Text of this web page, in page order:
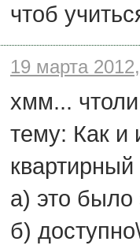
чтоб
19 марта
хмм... чтоли
тему: Как и
а) это было
б)